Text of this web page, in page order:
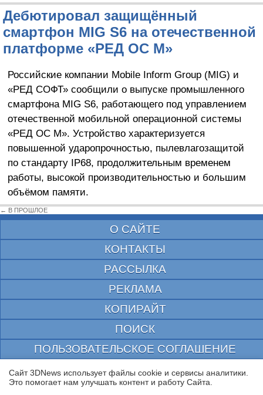
Дебютировал защищённый
смартфон MIG S6 на отечественной
платформе «РЕД ОС М»
Российские компании Mobile Inform Group (MIG) и
«РЕД СОФТ» сообщили о выпуске промышленного
смартфона MIG S6, работающего под управлением
отечественной мобильной операционной системы
«РЕД ОС М». Устройство характеризуется
повышенной ударопрочностью, пылевлагозащитой
по стандарту IP68, продолжительным временем
работы, высокой производительностью и большим
объёмом памяти.
← В ПРОШЛОЕ
О САЙТЕ
КОНТАКТЫ
РАССЫЛКА
РЕКЛАМА
КОПИРАЙТ
ПОИСК
ПОЛЬЗОВАТЕЛЬСКОЕ СОГЛАШЕНИЕ
ЗАЩИЩЕНО CURATOR
© 1997—2026 Электронное периодическое издание "3ДНьюс" | Свидетельство о
Сайт 3DNews использует файлы cookie и сервисы аналитики.
Это помогает нам улучшать контент и работу Cайта.